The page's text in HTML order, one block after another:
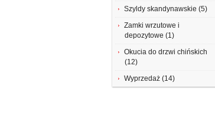
Szyldy skandynawskie (5)
Zamki wrzutowe i
depozytowe (1)
Okucia do drzwi chińskich
(12)
Wyprzedaż (14)